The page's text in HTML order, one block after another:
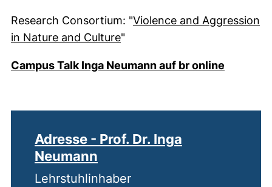
Research Consortium: "Violence and Aggression
in Nature and Culture(externer Link, öffnet neues
"
Campus Talk Inga Neumann auf br online
Adresse - Prof. Dr. Inga
Neumann
Lehrstuhlinhaber